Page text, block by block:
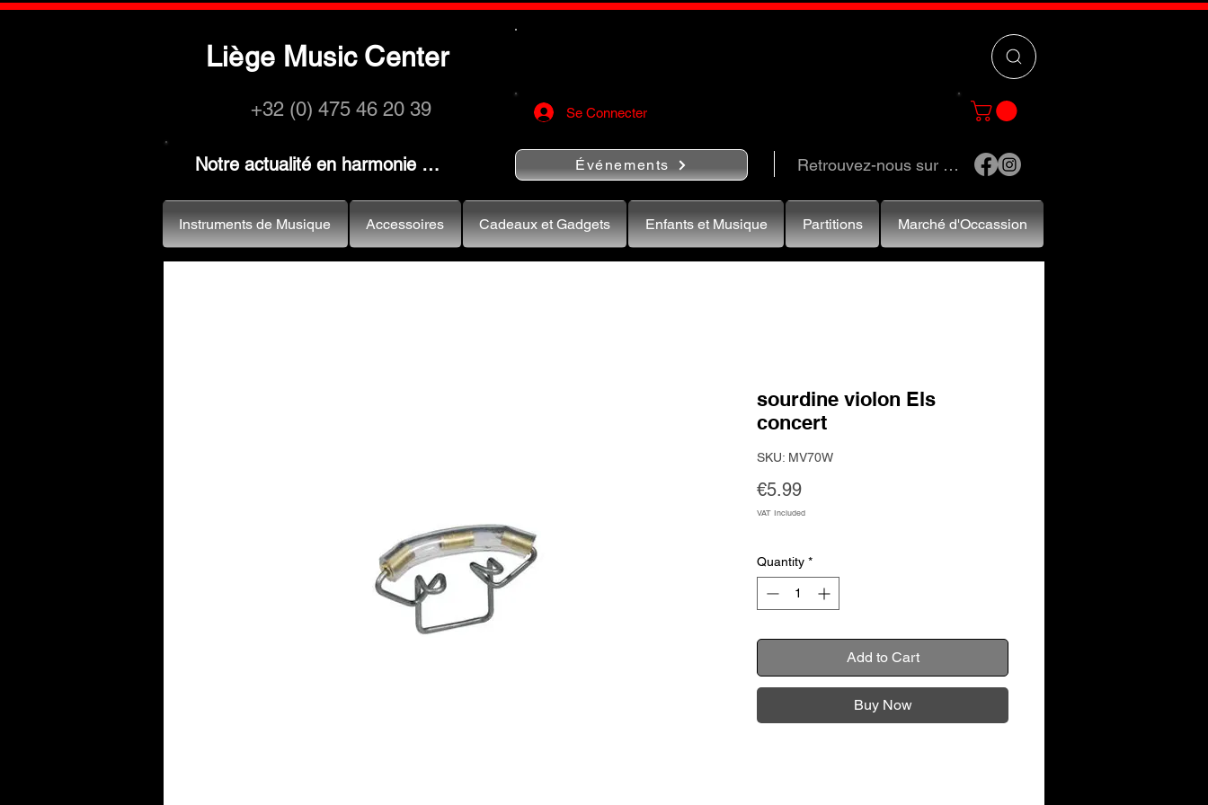
Liège Music Center
+32 (0) 475 46 20 39 Se Connecter
Notre actualité en harmonie … Événements Retrouvez-nous sur …
sourdine violon Els
concert
SKU: MV70W
€5.99Price
VAT Included
Quantity *
Add to Cart
Buy Now
Instruments de Musique Accessoires Cadeaux et Gadgets Enfants et Musique Partitions Marché d'Occassion